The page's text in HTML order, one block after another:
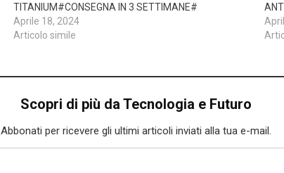
TITANIUM#CONSEGNA IN 3 SETTIMANE#
Aprile 18, 2024
Articolo simile
Scopri di più da Tecnologia e Futuro
Abbonati per ricevere gli ultimi articoli inviati alla tua e-mail.